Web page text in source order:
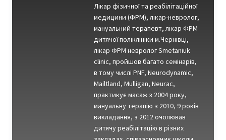
Лікар фізичної та реабілітаційної
медицини (ФРМ), лікар-невролог,
мануальний терапевт, лікар ФРМ
дитячої поліклініки м.Чернівці,
лікар ФРМ невролог Smetaniuk
clinic, пройшов багато семінарів,
в тому числі PNF, Neurodynamic,
Mailtland, Mulligan, Neurac,
практикує масаж з 2004 року,
мануальну терапію з 2010, 9 років
викладання, з 2012 очолював
дитячу реабілітацію в різних